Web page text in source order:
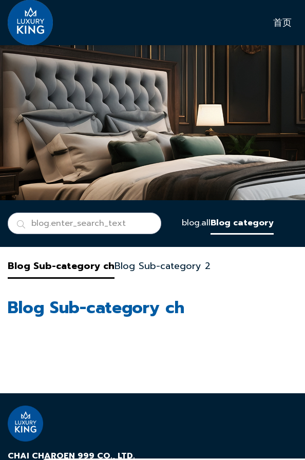
首页
blog.allBlog category
Blog Sub-category chBlog Sub-category 2
Blog Sub-category ch
CHAI CHAROEN 999 CO., LTD.